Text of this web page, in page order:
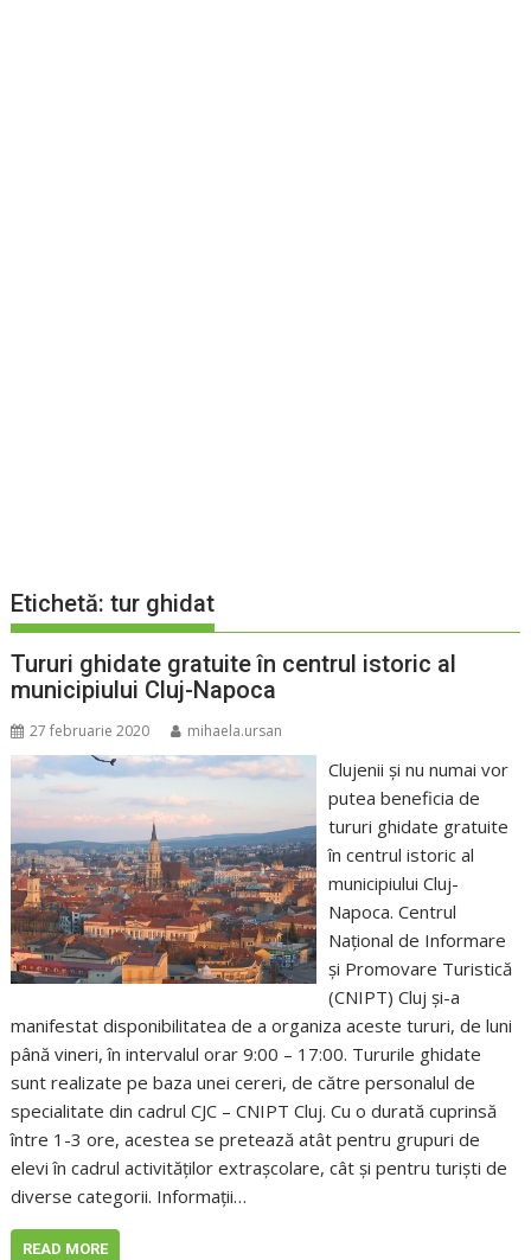
Etichetă:tur ghidat
Tururi ghidate gratuite în centrul istoric al
municipiului Cluj-Napoca
27 februarie 2020 mihaela.ursan
Clujenii şi nu numai vor
putea beneficia de
tururi ghidate gratuite
în centrul istoric al
municipiului Cluj-
Napoca. Centrul
Naţional de Informare
şi Promovare Turistică
(CNIPT) Cluj și-a
manifestat disponibilitatea de a organiza aceste tururi, de luni
până vineri, în intervalul orar 9:00 – 17:00. Tururile ghidate
sunt realizate pe baza unei cereri, de către personalul de
specialitate din cadrul CJC – CNIPT Cluj. Cu o durată cuprinsă
între 1-3 ore, acestea se pretează atât pentru grupuri de
elevi în cadrul activităților extrașcolare, cât și pentru turiști de
diverse categorii. Informații…
READ MORE